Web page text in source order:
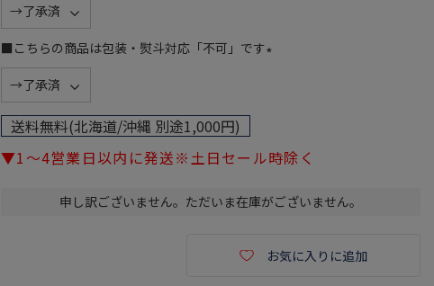
須
■こちらの商品は包装・熨斗対応「不可」です
送料無料(北海道/沖縄 別途1,000円)
▼1～4営業日以内に発送※土日セール時除く
申し訳ございません。ただいま在庫がございません。
お気に入りに追加